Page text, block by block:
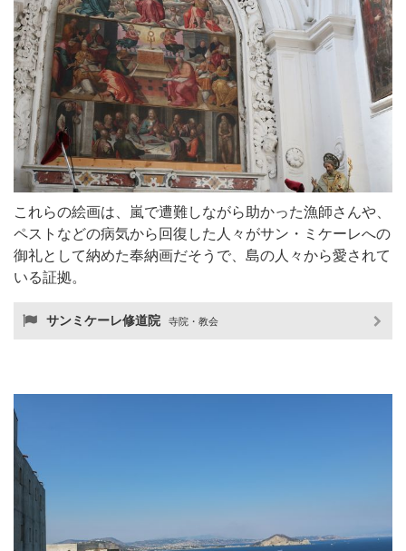
これらの絵画は、嵐で遭難しながら助かった漁師さんや、
ペストなどの病気から回復した人々がサン・ミケーレへの
御礼として納めた奉納画だそうで、島の人々から愛されて
いる証拠。
サンミケーレ修道院 寺院・教会